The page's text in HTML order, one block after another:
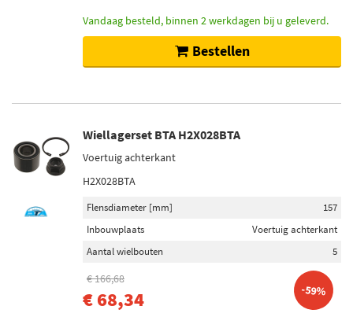
Vandaag besteld, binnen 2 werkdagen bij u geleverd.
Bestellen
Wiellagerset BTA H2X028BTA
Voertuig achterkant
H2X028BTA
Flensdiameter [mm]
157
Inbouwplaats
Voertuig achterkant
Aantal wielbouten
5
€ 166,68
€ 68,34 -59%